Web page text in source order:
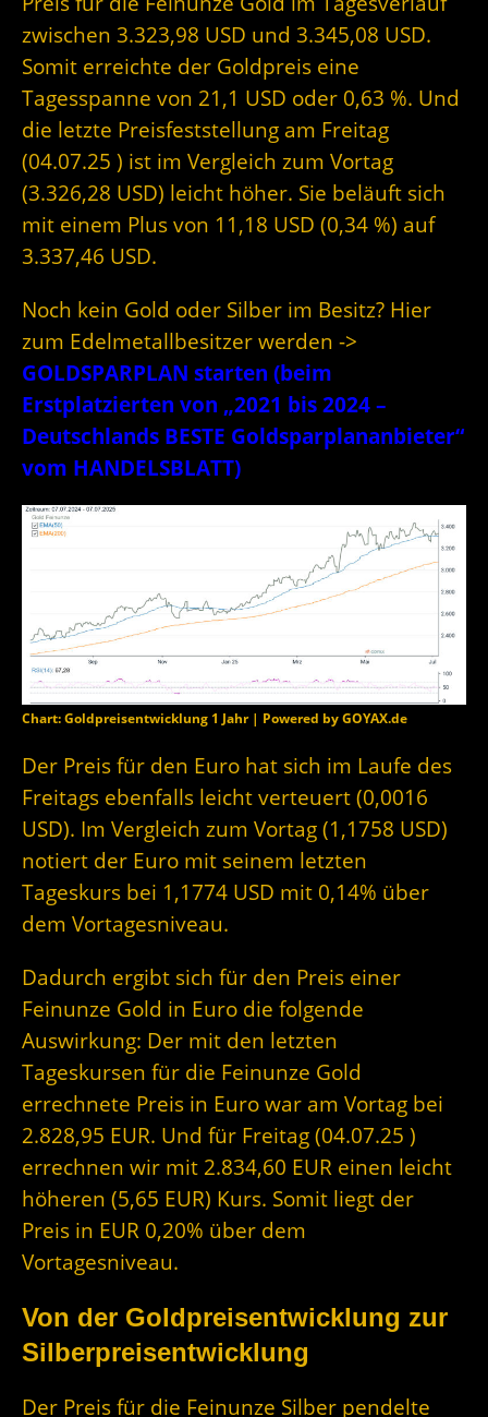
zwischen 3.323,98 USD und 3.345,08 USD.
Somit erreichte der Goldpreis eine
Tagesspanne von 21,1 USD oder 0,63 %. Und
die letzte Preisfeststellung am Freitag
(04.07.25 ) ist im Vergleich zum Vortag
(3.326,28 USD) leicht höher. Sie beläuft sich
mit einem Plus von 11,18 USD (0,34 %) auf
3.337,46 USD.
Noch kein Gold oder Silber im Besitz? Hier
zum Edelmetallbesitzer werden ->
GOLDSPARPLAN starten (beim
Erstplatzierten von „2021 bis 2024 –
Deutschlands BESTE Goldsparplananbieter“
vom HANDELSBLATT)
Chart: Goldpreisentwicklung 1 Jahr | Powered by GOYAX.de
Der Preis für den Euro hat sich im Laufe des
Freitags ebenfalls leicht verteuert (0,0016
USD). Im Vergleich zum Vortag (1,1758 USD)
notiert der Euro mit seinem letzten
Tageskurs bei 1,1774 USD mit 0,14% über
dem Vortagesniveau.
Dadurch ergibt sich für den Preis einer
Feinunze Gold in Euro die folgende
Auswirkung: Der mit den letzten
Tageskursen für die Feinunze Gold
errechnete Preis in Euro war am Vortag bei
2.828,95 EUR. Und für Freitag (04.07.25 )
errechnen wir mit 2.834,60 EUR einen leicht
höheren (5,65 EUR) Kurs. Somit liegt der
Preis in EUR 0,20% über dem
Vortagesniveau.
Von der Goldpreisentwicklung zur
Silberpreisentwicklung
Der Preis für die Feinunze Silber pendelte